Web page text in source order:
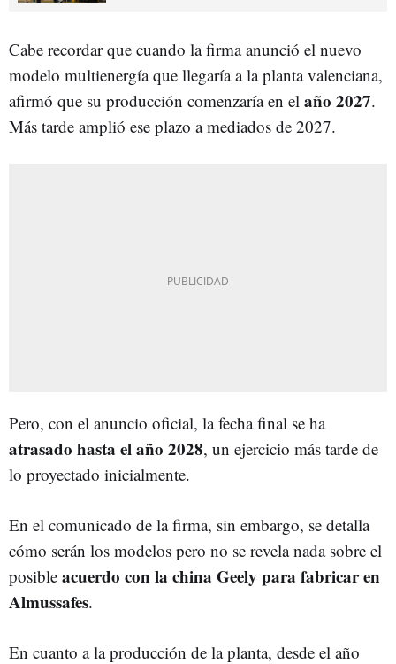
Cabe recordar que cuando la firma anunció el nuevo
modelo multienergía que llegaría a la planta valenciana,
afirmó que su producción comenzaría en el año 2027.
Más tarde amplió ese plazo a mediados de 2027.
Pero, con el anuncio oficial, la fecha final se ha
atrasado hasta el año 2028, un ejercicio más tarde de
lo proyectado inicialmente.
En el comunicado de la firma, sin embargo, se detalla
cómo serán los modelos pero no se revela nada sobre el
posible acuerdo con la china Geely para fabricar en
Almussafes.
En cuanto a la producción de la planta, desde el año